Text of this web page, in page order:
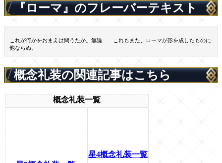
『ローマ』のフレーバーテキスト
これが何かをおまえは問うたか。無論――これもまた、ローマが形を成したものに
他ならぬ。
概念礼装の関連記事はこちら
概念礼装一覧
星4概念礼装一覧